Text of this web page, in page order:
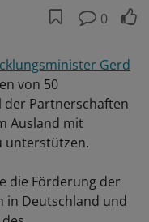
0
Gerd
von 50
der Partnerschaften
Ausland mit
unterstützen.
die Förderung der
in Deutschland und